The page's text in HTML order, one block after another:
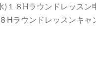
)１８Hラウンドレッス
Hラウンドレッスンキ